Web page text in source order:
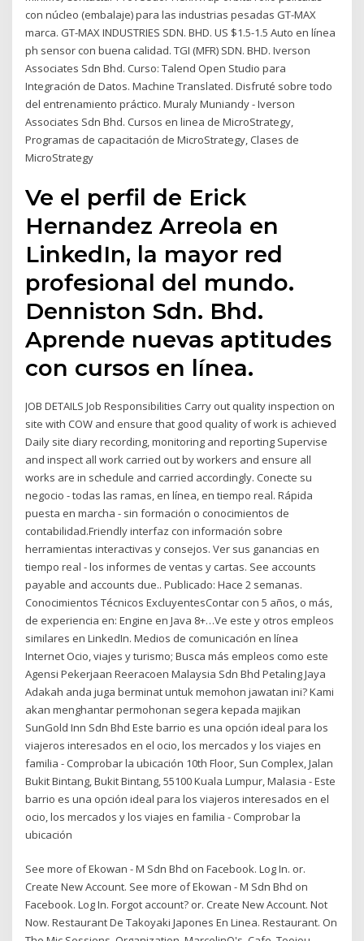
con núcleo (embalaje) para las industrias pesadas GT-MAX
marca. GT-MAX INDUSTRIES SDN. BHD. US $1.5-1.5 Auto en línea
ph sensor con buena calidad. TGI (MFR) SDN. BHD. Iverson
Associates Sdn Bhd. Curso: Talend Open Studio para
Integración de Datos. Machine Translated. Disfruté sobre todo
del entrenamiento práctico. Muraly Muniandy - Iverson
Associates Sdn Bhd. Cursos en linea de MicroStrategy,
Programas de capacitación de MicroStrategy, Clases de
MicroStrategy
Ve el perfil de Erick
Hernandez Arreola en
LinkedIn, la mayor red
profesional del mundo.
Denniston Sdn. Bhd.
Aprende nuevas aptitudes
con cursos en línea.
JOB DETAILS Job Responsibilities Carry out quality inspection on
site with COW and ensure that good quality of work is achieved
Daily site diary recording, monitoring and reporting Supervise
and inspect all work carried out by workers and ensure all
works are in schedule and carried accordingly. Conecte su
negocio - todas las ramas, en línea, en tiempo real. Rápida
puesta en marcha - sin formación o conocimientos de
contabilidad.Friendly interfaz con información sobre
herramientas interactivas y consejos. Ver sus ganancias en
tiempo real - los informes de ventas y cartas. See accounts
payable and accounts due.. Publicado: Hace 2 semanas.
Conocimientos Técnicos ExcluyentesContar con 5 años, o más,
de experiencia en: Engine en Java 8+…Ve este y otros empleos
similares en LinkedIn. Medios de comunicación en línea
Internet Ocio, viajes y turismo; Busca más empleos como este
Agensi Pekerjaan Reeracoen Malaysia Sdn Bhd Petaling Jaya
Adakah anda juga berminat untuk memohon jawatan ini? Kami
akan menghantar permohonan segera kepada majikan
SunGold Inn Sdn Bhd Este barrio es una opción ideal para los
viajeros interesados en el ocio, los mercados y los viajes en
familia - Comprobar la ubicación 10th Floor, Sun Complex, Jalan
Bukit Bintang, Bukit Bintang, 55100 Kuala Lumpur, Malasia - Este
barrio es una opción ideal para los viajeros interesados en el
ocio, los mercados y los viajes en familia - Comprobar la
ubicación
See more of Ekowan - M Sdn Bhd on Facebook. Log In. or.
Create New Account. See more of Ekowan - M Sdn Bhd on
Facebook. Log In. Forgot account? or. Create New Account. Not
Now. Restaurant De Takoyaki Japones En Linea. Restaurant. On